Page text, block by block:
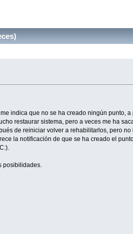
indica que no se ha creado ningún punto,
restaurar sistema, pero a veces me ha
de reiniciar volver a rehabilitarlos, pero no
la notificación de que se ha creado el
posibilidades.